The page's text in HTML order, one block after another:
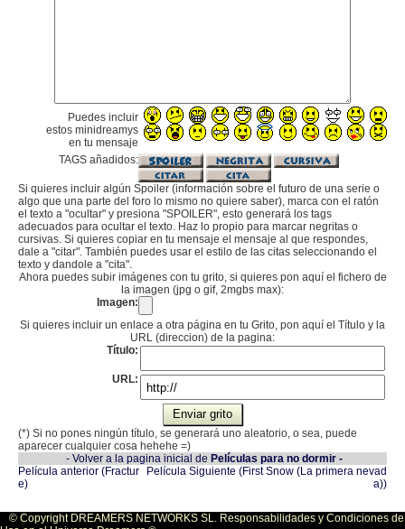
Puedes incluir
estos minidreamys
en tu mensaje
TAGS añadidos:
Si quieres incluir algún Spoiler (información sobre el futuro de una serie o
algo que una parte del foro lo mismo no quiere saber), marca con el ratón
el texto a "ocultar" y presiona "SPOILER", esto generará los tags
adecuados para ocultar el texto. Haz lo propio para marcar negritas o
cursivas. Si quieres copiar en tu mensaje el mensaje al que respondes,
dale a "citar". También puedes usar el estilo de las citas seleccionando el
texto y dandole a "cita".
Ahora puedes subir imágenes con tu grito, si quieres pon aquí el fichero de
la imagen (jpg o gif, 2mgbs max):
Imagen:
Si quieres incluir un enlace a otra página en tu Grito, pon aquí el Título y la
URL (direccion) de la pagina:
Título:
URL:
(*) Si no pones ningún título, se generará uno aleatorio, o sea, puede
aparecer cualquier cosa hehehe =)
- Volver a la pagina inicial de Películas para no dormir -
Película anterior (Fractur
e)
Película Siguiente (First Snow (La primera nevad
a))
© Copyright DREAMERS NETWORKS SL. Responsabilidades y Condiciones de